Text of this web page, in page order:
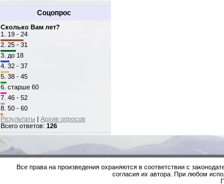
Соцопрос
Сколько Вам лет?
1. 19 - 24
2. 25 - 31
3. до 18
4. 32 - 37
5. 38 - 45
6. старше 60
7. 46 - 52
8. 50 - 60
Результаты | Архив опросов
Всего ответов: 126
Все права на произведения охраняются в соответствии с
согласия их автора. При любом